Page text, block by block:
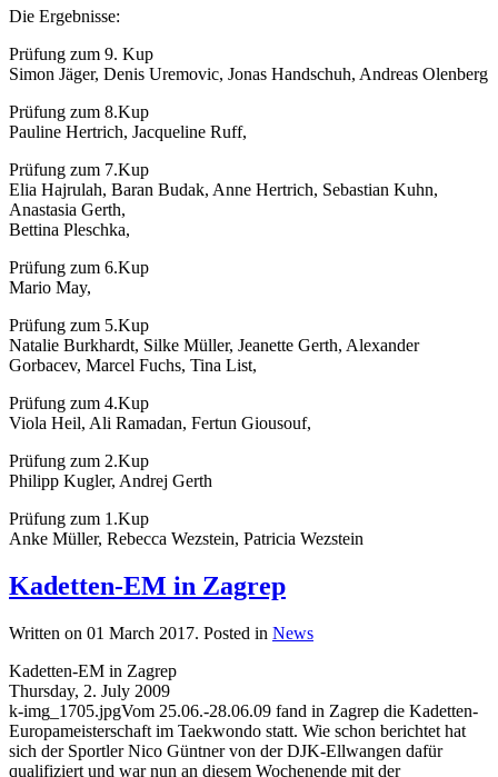
Die Ergebnisse:
Prüfung zum 9. Kup
Simon Jäger, Denis Uremovic, Jonas Handschuh, Andreas Olenberg
Prüfung zum 8.Kup
Pauline Hertrich, Jacqueline Ruff,
Prüfung zum 7.Kup
Elia Hajrulah, Baran Budak, Anne Hertrich, Sebastian Kuhn,
Anastasia Gerth,
Bettina Pleschka,
Prüfung zum 6.Kup
Mario May,
Prüfung zum 5.Kup
Natalie Burkhardt, Silke Müller, Jeanette Gerth, Alexander
Gorbacev, Marcel Fuchs, Tina List,
Prüfung zum 4.Kup
Viola Heil, Ali Ramadan, Fertun Giousouf,
Prüfung zum 2.Kup
Philipp Kugler, Andrej Gerth
Prüfung zum 1.Kup
Anke Müller, Rebecca Wezstein, Patricia Wezstein
Kadetten-EM in Zagrep
Written on 01 March 2017. Posted in News
Kadetten-EM in Zagrep
Thursday, 2. July 2009
k-img_1705.jpgVom 25.06.-28.06.09 fand in Zagrep die Kadetten-
Europameisterschaft im Taekwondo statt. Wie schon berichtet hat
sich der Sportler Nico Güntner von der DJK-Ellwangen dafür
qualifiziert und war nun an diesem Wochenende mit der